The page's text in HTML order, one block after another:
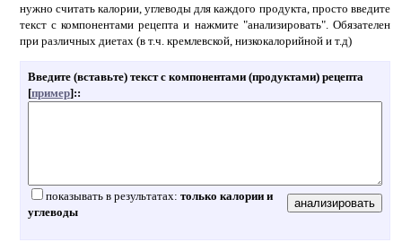
нужно считать калории, углеводы для каждого продукта, просто введите
текст с компонентами рецепта и нажмите "анализировать". Обязателен
при различных диетах (в т.ч. кремлевской, низкокалорийной и т.д)
Введите (вставьте) текст с компонентами (продуктами) рецепта
[пример]::
показывать в результатах: только калории и
углеводы